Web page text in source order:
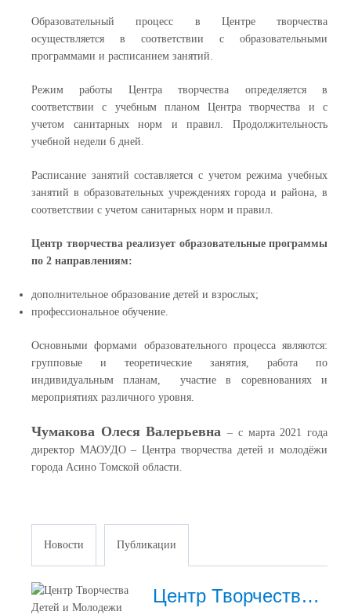
Образовательный процесс в Центре творчества
осуществляется в соответствии с образовательными
программами и расписанием занятий.
Режим работы Центра творчества определяется в
соответствии с учебным планом Центра творчества и с
учетом санитарных норм и правил. Продолжительность
учебной недели 6 дней.
Расписание занятий составляется с учетом режима учебных
занятий в образовательных учреждениях города и района, в
соответствии с учетом санитарных норм и правил.
Центр творчества реализует образовательные программы
по 2 направлениям:
дополнительное образование детей и взрослых;
профессиональное обучение.
Основными формами образовательного процесса являются:
групповые и теоретические занятия, работа по
индивидуальным планам, участие в соревнованиях и
мероприятиях различного уровня.
Чумакова Олеся Валерьевна
– с марта 2021 года
директор МАОУДО – Центра творчества детей и молодёжи
города Асино Томской области.
Новости Публикации
Центр Творчества Детей и Молодежи спешит поделиться яркими впечатлениями от празднования Дня Победы, которое состоялось 9 мая.